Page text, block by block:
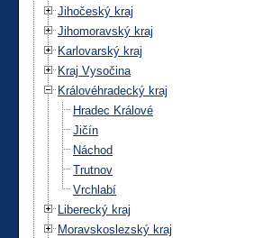
Jihočeský kraj
Jihomoravský kraj
Karlovarský kraj
Kraj Vysočina
Královéhradecký kraj
Hradec Králové
Jičín
Náchod
Trutnov
Vrchlabí
Liberecký kraj
Moravskoslezský kraj